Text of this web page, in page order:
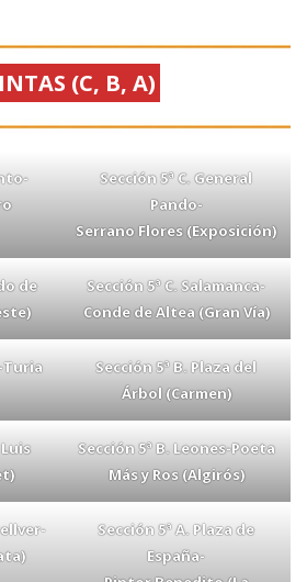
(C, B, A)
Sección 5ª C. General
Pando-
Serrano Flores (Exposición)
de
Sección 5ª C. Salamanca-
Conde de Altea (Gran Vía)
Turia
Sección 5ª B. Plaza del
Árbol (Carmen)
Sección 5ª B. Leones-Poeta
Más y Ros (Algirós)
Sección 5ª A. Plaza de
España-